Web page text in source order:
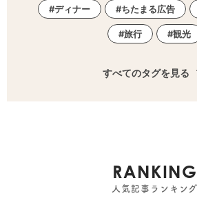
ディナー ちたまる広告
旅行 観光
すべてのタグを見る
RANKING
人気記事ランキング